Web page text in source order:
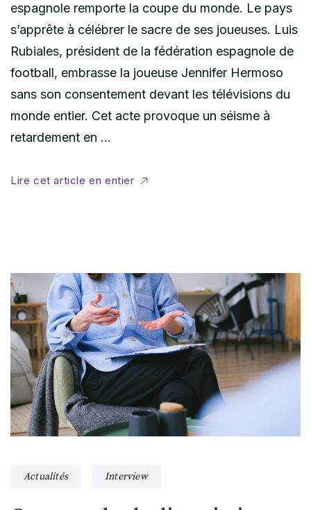
espagnole remporte la coupe du monde. Le pays
s’apprête à célébrer le sacre de ses joueuses. Luis
Rubiales, président de la fédération espagnole de
football, embrasse la joueuse Jennifer Hermoso
sans son consentement devant les télévisions du
monde entier. Cet acte provoque un séisme à
retardement en …
Lire cet article en entier
Actualités Interview